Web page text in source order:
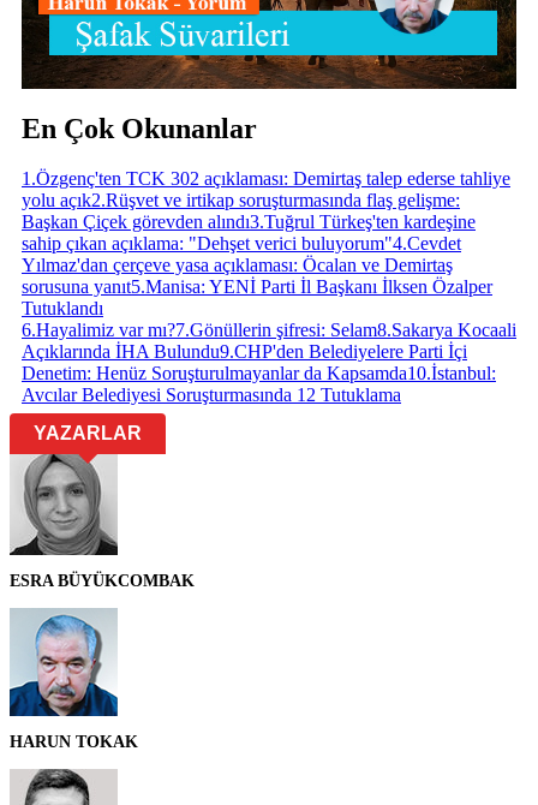
En Çok Okunanlar
1.Özgenç'ten TCK 302 açıklaması: Demirtaş talep ederse tahliye
yolu açık2.Rüşvet ve irtikap soruşturmasında flaş gelişme:
Başkan Çiçek görevden alındı3.Tuğrul Türkeş'ten kardeşine
sahip çıkan açıklama: "Dehşet verici buluyorum"4.Cevdet
Yılmaz'dan çerçeve yasa açıklaması: Öcalan ve Demirtaş
sorusuna yanıt5.Manisa: YENİ Parti İl Başkanı İlksen Özalper
Tutuklandı
6.Hayalimiz var mı?7.Gönüllerin şifresi: Selam8.Sakarya Kocaali
Açıklarında İHA Bulundu9.CHP'den Belediyelere Parti İçi
Denetim: Henüz Soruşturulmayanlar da Kapsamda10.İstanbul:
Avcılar Belediyesi Soruşturmasında 12 Tutuklama
YAZARLAR
ESRA BÜYÜKCOMBAK
HARUN TOKAK